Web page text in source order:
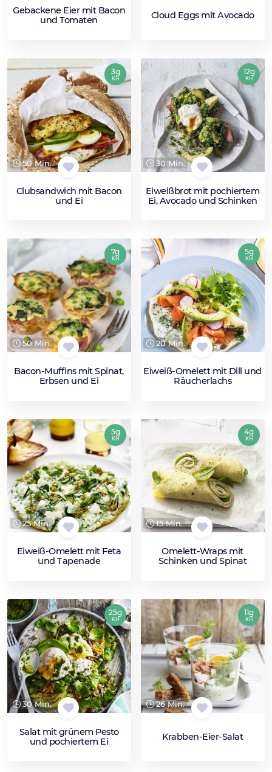
Gebackene Eier mit Bacon
und Tomaten
Cloud Eggs mit Avocado
50 Min.
Clubsandwich mit Bacon
und Ei
3g
KH
30 Min.
Eiweißbrot mit pochiertem
Ei, Avocado und Schinken
12g
KH
50 Min.
Bacon-Muffins mit Spinat,
Erbsen und Ei
7g
KH
20 Min.
Eiweiß-Omelett mit Dill und
Räucherlachs
5g
KH
25 Min.
Eiweiß-Omelett mit Feta
und Tapenade
5g
KH
15 Min.
Omelett-Wraps mit
Schinken und Spinat
4g
KH
30 Min.
Salat mit grünem Pesto
und pochiertem Ei
25g
KH
26 Min.
Krabben-Eier-Salat
11g
KH